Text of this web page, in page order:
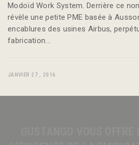
Modoïd Work System. Derrière ce
révèle une petite PME basée à
encablures des usines Airbus,
fabrication...
JANVIER 27 , 2016